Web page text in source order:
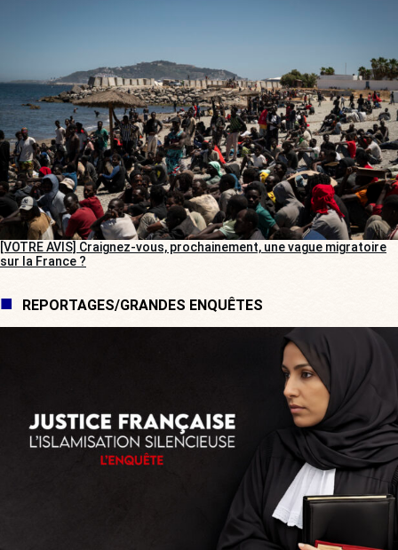
[VOTRE AVIS] Craignez-vous, prochainement, une vague migratoire
sur la France ?
REPORTAGES/GRANDES ENQUÊTES